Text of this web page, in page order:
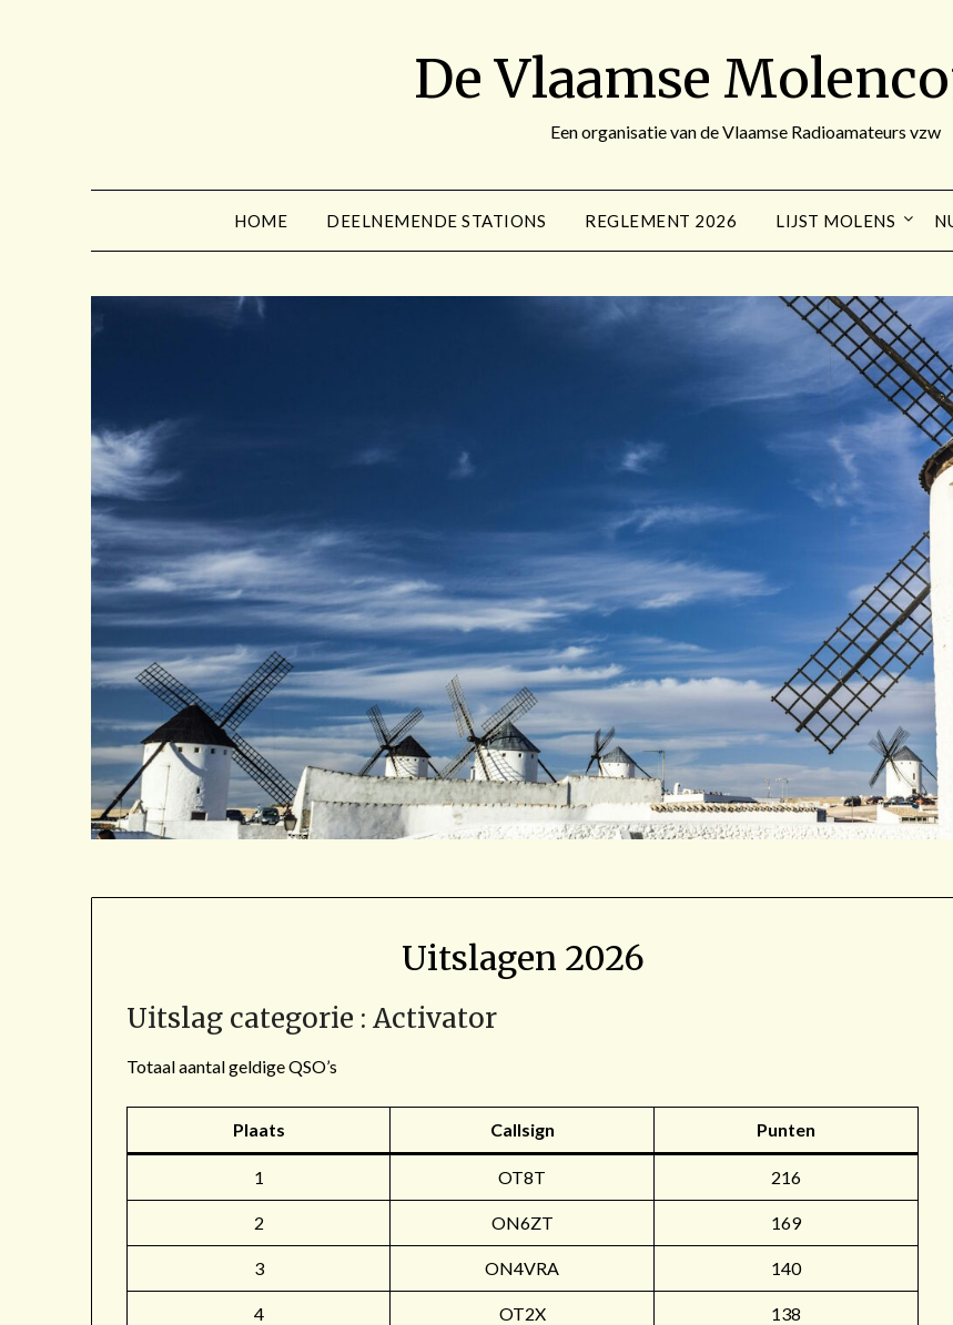
De Vlaamse
Een organisatie van de Vlaamse Radioamateurs vzw
HOME DEELNEMENDE STATIONS REGLEMENT 2026 LIJST MOLENS
Uitslagen 2026
Uitslag categorie : Activator
Totaal aantal geldige QSO’s
Plaats Callsign Punten
1 OT8T 216
2 ON6ZT 169
3 ON4VRA 140
4 OT2X 138